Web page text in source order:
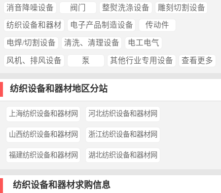
消音降噪设备 阀门 整熨洗涤设备 雕刻切割设备
纺织设备和器材 电子产品制造设备 传动件
电焊/切割设备 清洗、清理设备 电工电气
风机、排风设备 泵 其他行业专用设备 查看更多
纺织设备和器材地区分站
上海纺织设备和器材网 河北纺织设备和器材网
山西纺织设备和器材网 浙江纺织设备和器材网
福建纺织设备和器材网 湖北纺织设备和器材网
纺织设备和器材求购信息